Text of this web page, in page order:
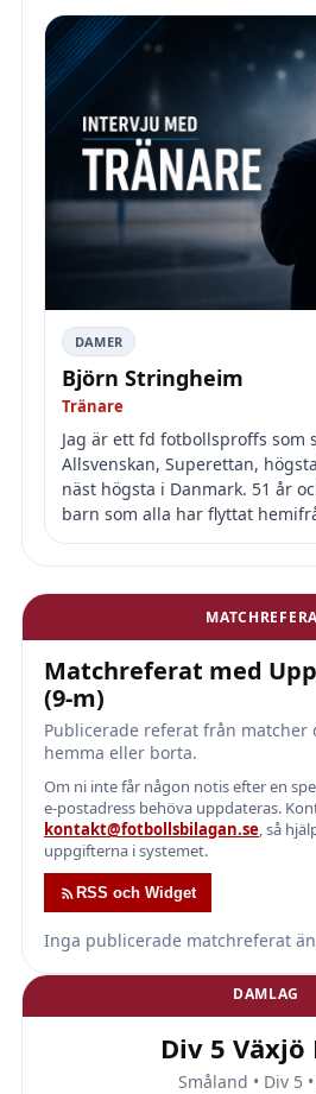
DAMER
Björn Stringheim
Tränare
Jag är ett fd fotbollsproffs som
Allsvenskan, Superettan,
näst högsta i Danmark. 51 år
barn som alla har flyttat
Matchreferat med
(9-m)
Publicerade referat från matcher
hemma eller borta.
Om ni inte får någon notis efter en
e-postadress behöva uppdateras.
kontakt@fotbollsbilagan.se, så
uppgifterna i systemet.
RSS och Widget
Inga publicerade matchreferat
DAMLAG
Div 5 Växjö
Småland • Div 5